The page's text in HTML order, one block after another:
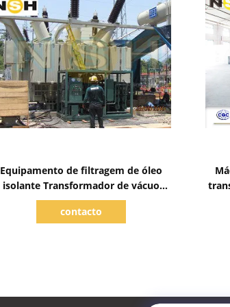
Equipamento de filtragem de óleo
isolante Transformador de vácuo
Instalação de purificação Sistema de
fluido dielétrico
contacto
de